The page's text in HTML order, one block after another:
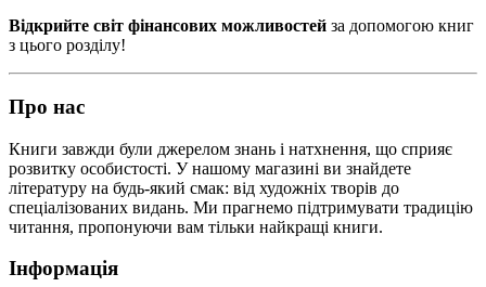
Відкрийте світ фінансових можливостей за допомогою книг
з цього розділу!
Про нас
Книги завжди були джерелом знань і натхнення, що сприяє
розвитку особистості. У нашому магазині ви знайдете
літературу на будь-який смак: від художніх творів до
спеціалізованих видань. Ми прагнемо підтримувати традицію
читання, пропонуючи вам тільки найкращі книги.
Інформація